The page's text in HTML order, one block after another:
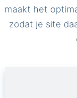
maakt het
zodat je site